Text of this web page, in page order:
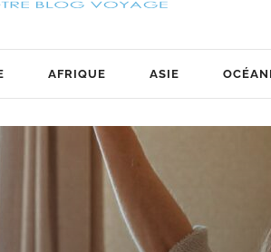
AFRIQUE ASIE